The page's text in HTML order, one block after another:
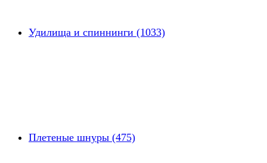
Удилища и спиннинги (1033)
Плетеные шнуры (475)